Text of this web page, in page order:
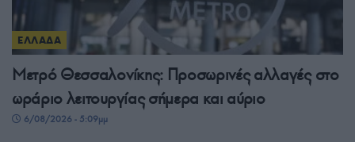
ΕΛΛΑΔΑ
Μετρό Θεσσαλονίκης: Προσωρινές αλλαγές στο
ωράριο λειτουργίας σήμερα και αύριο
6/08/2026 - 5:09μμ